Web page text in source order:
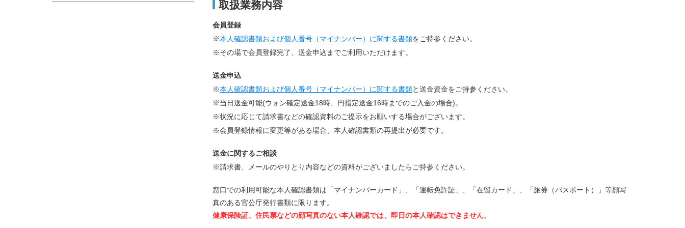
取扱業務内容
会員登録
※本人確認書類および個人番号（マイナンバー）に関する書類をご持参ください。
※その場で会員登録完了、送金申込までご利用いただけます。
送金申込
※本人確認書類および個人番号（マイナンバー）に関する書類と送金資金をご持参ください。
※当日送金可能(ウォン確定送金18時、円指定送金16時までのご入金の場合)。
※状況に応じて請求書などの確認資料のご提示をお願いする場合がございます。
※会員登録情報に変更等がある場合、本人確認書類の再提出が必要です。
送金に関するご相談
※請求書、メールのやりとり内容などの資料がございましたらご持参ください。
窓口での利用可能な本人確認書類は「マイナンバーカード」、「運転免許証」、「在留カード」、「旅券（パスポート）」等顔写
真のある官公庁発行書類に限ります。
健康保険証、住民票などの顔写真のない本人確認では、即日の本人確認はできません。